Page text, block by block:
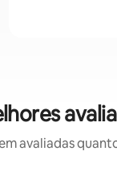
avaliadas